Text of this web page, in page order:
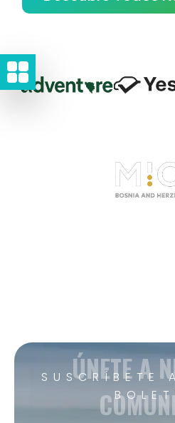
SUSCRÍBETE
ÚNETE A